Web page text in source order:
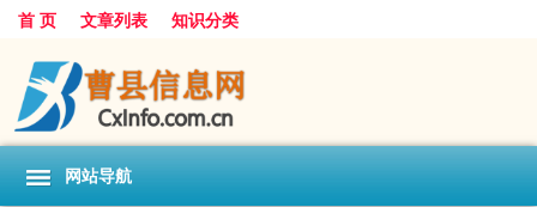
首 页 文章列表 知识分类
网站导航